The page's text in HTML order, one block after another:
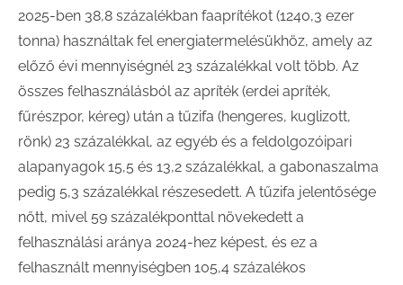
2025-ben 38,8 százalékban faaprítékot (1240,3 ezer
tonna) használtak fel energiatermelésükhöz, amely az
előző évi mennyiségnél 23 százalékkal volt több. Az
összes felhasználásból az apríték (erdei apríték,
fűrészpor, kéreg) után a tűzifa (hengeres, kuglizott,
rönk) 23 százalékkal, az egyéb és a feldolgozóipari
alapanyagok 15,5 és 13,2 százalékkal, a gabonaszalma
pedig 5,3 százalékkal részesedett. A tűzifa jelentősége
nőtt, mivel 59 százalékponttal növekedett a
felhasználási aránya 2024-hez képest, és ez a
felhasznált mennyiségben 105,4 százalékos